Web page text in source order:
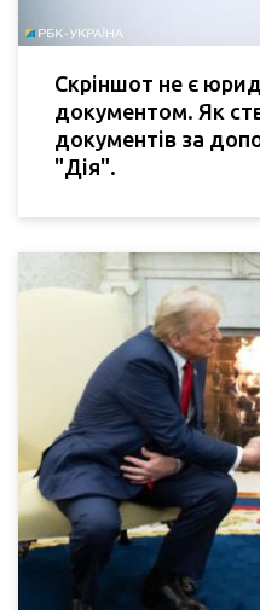
Скріншот не є
документом. Як
документів за
"Дія".